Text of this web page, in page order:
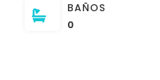
BAÑOS
0